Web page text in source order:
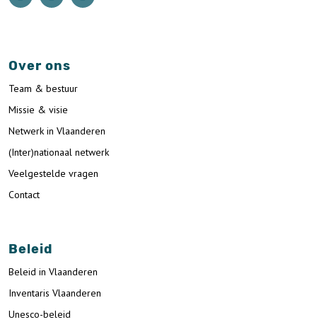
Over ons
Team & bestuur
Missie & visie
Netwerk in Vlaanderen
(Inter)nationaal netwerk
Veelgestelde vragen
Contact
Beleid
Beleid in Vlaanderen
Inventaris Vlaanderen
Unesco-beleid